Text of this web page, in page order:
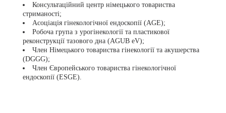
Консультаційний центр німецького товариства
стриманості;
Асоціація гінекологічної ендоскопії (AGE);
Робоча група з урогінекології та пластикової
реконструкції тазового дна (AGUB eV);
Член Німецького товариства гінекології та акушерства
(DGGG);
Член Європейського товариства гінекологічної
ендоскопії (ESGE).